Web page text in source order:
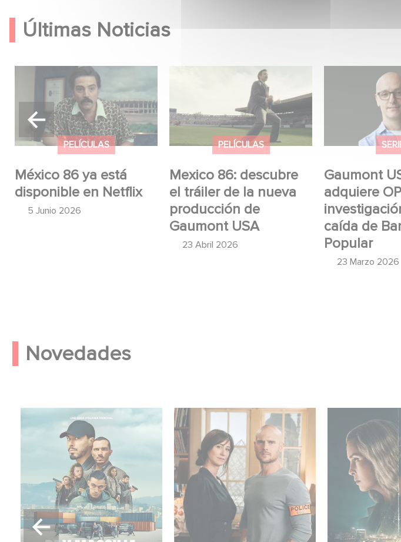
Últimas Noticias
PELÍCULAS
México 86 ya está
disponible en Netflix
5 Junio 2026
México 86 ya está
disponible en Netflix
PELÍCULAS
Mexico 86: descubre
el tráiler de la nueva
producción de
Gaumont USA
23 Abril 2026
Mexico 86: descubre el
tráiler de la nueva
producción de Gaumont
Gaumont
adquiere
caída de
Popular
23 Marzo 2026
Gaumont USA
OPUS, una
sobre la caída
Novedades